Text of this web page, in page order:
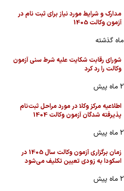
مدارک و شرایط مورد نیاز برای ثبت نام در
آزمون وکالت 1405
ماه گذشته
شورای رقابت شکایت علیه شرط سنی آزمون
وکالت را رد کرد
2 ماه پیش
اطلاعیه مرکز وکلا در مورد مراحل ثبت‌نام
پذیرفته شدگان آزمون وکالت 1404
2 ماه پیش
زمان برگزاری آزمون وکالت سال 1405 در
اسکودا به زودی تعیین تکلیف می‌شود
2 ماه پیش